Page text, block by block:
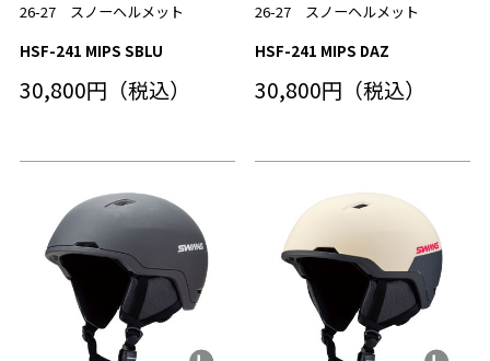
26-27 スノーヘルメット
HSF-241 MIPS SBLU
30,800円（税込）
26-27 スノーヘルメット
HSF-241 MIPS DAZ
30,800円（税込）